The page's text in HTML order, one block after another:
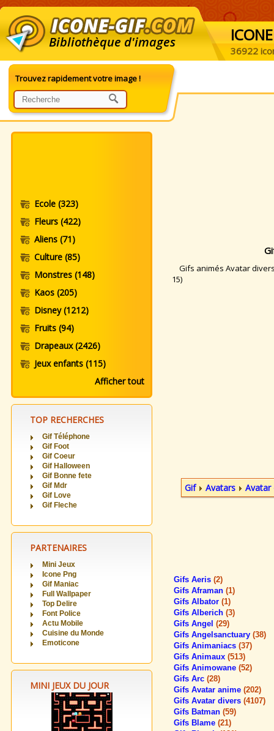
Bibliothèque d'images ICONE
36922
Trouvez rapidement votre image !
Ecole (323)
Fleurs (422)
Aliens (71)
Culture (85)
Monstres (148)
Kaos (205)
Disney(1212)
Fruits (94)
Drapeaux(2426)
Jeux enfants (115)
Afficher tout
TOP RECHERCHES
Gif Téléphone
Gif Foot
Gif Coeur
Gif Halloween
Gif Bonne fete
Gif Mdr
Gif Love
Gif Fleche
PARTENAIRES
Mini Jeux
Icone Png
Gif Maniac
Full Wallpaper
Top Delire
Font Police
Actu Mobile
Cuisine du Monde
Emoticone
MINI JEUX DU JOUR
Gifs animés Avatar
15)
Gif Avatars Avatar
Gifs Aeris (2)
Gifs Aframan (1)
Gifs Albator (1)
Gifs Alberich (3)
Gifs Angel (29)
Gifs Angelsanctuary (38)
Gifs Animaniacs (37)
Gifs Animaux (513)
Gifs Animowane (52)
Gifs Arc (28)
Gifs Avatar anime (202)
Gifs Avatar divers (4107)
Gifs Batman (59)
Gifs Blame (21)